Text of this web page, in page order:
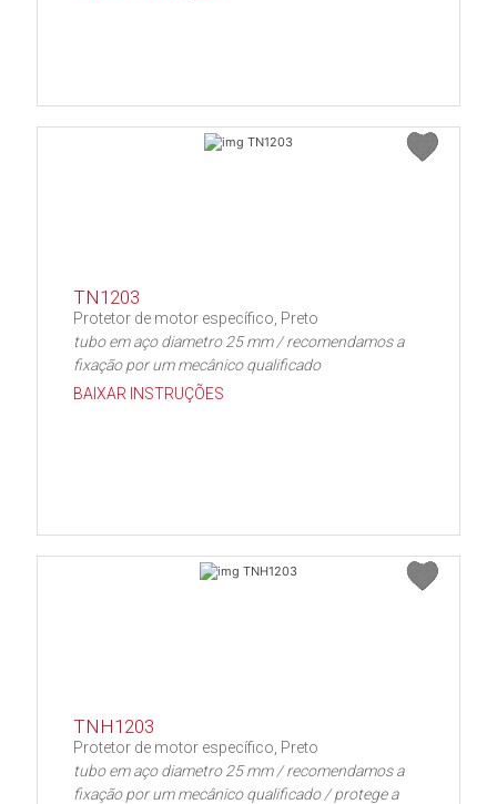
TN1203
Protetor de motor específico, Preto
tubo em aço diametro 25 mm / recomendamos a
fixação por um mecânico qualificado
BAIXAR INSTRUÇÕES
TNH1203
Protetor de motor específico, Preto
tubo em aço diametro 25 mm / recomendamos a
fixação por um mecânico qualificado / protege a